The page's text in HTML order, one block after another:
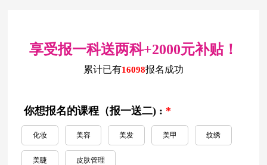
享受报一科送两科+2000元补贴！
累计已有16098报名成功
你想报名的课程（报一送二) : *
化妆 美容 美发 美甲 纹绣
美睫 皮肤管理